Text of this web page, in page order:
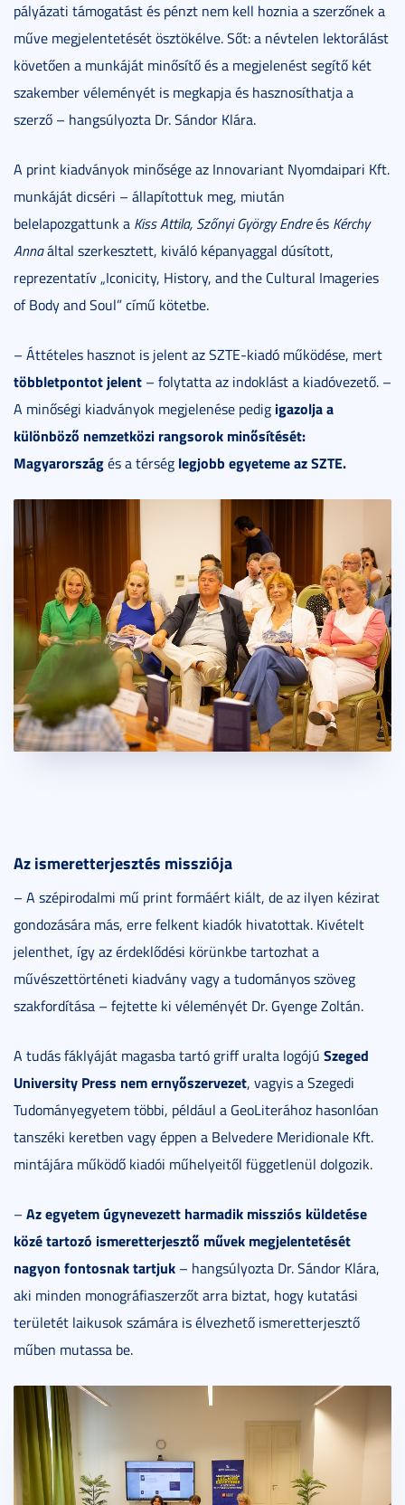
pályázati támogatást és pénzt nem kell hoznia a szerzőnek a
műve megjelentetését ösztökélve. Sőt: a névtelen lektorálást
követően a munkáját minősítő és a megjelenést segítő két
szakember véleményét is megkapja és hasznosíthatja a
szerző – hangsúlyozta Dr. Sándor Klára.
A print kiadványok minősége az Innovariant Nyomdaipari Kft.
munkáját dicséri – állapítottuk meg, miután
belelapozgattunk a Kiss Attila, Szőnyi György Endreés Kérchy
Annaáltal szerkesztett, kiváló képanyaggal dúsított,
reprezentatív „Iconicity, History, and the Cultural Imageries
of Body and Soul” című kötetbe.
– Áttételes hasznot is jelent az SZTE-kiadó működése, mert
többletpontot jelent – folytatta az indoklást a kiadóvezető. –
A minőségi kiadványok megjelenése pedig igazolja a
különböző nemzetközi rangsorok minősítését:
Magyarországés a térség legjobb egyeteme az SZTE.
Az ismeretterjesztés missziója
– A szépirodalmi mű print formáért kiált, de az ilyen kézirat
gondozására más, erre felkent kiadók hivatottak. Kivételt
jelenthet, így az érdeklődési körünkbe tartozhat a
művészettörténeti kiadvány vagy a tudományos szöveg
szakfordítása – fejtette ki véleményét Dr. Gyenge Zoltán.
A tudás fáklyáját magasba tartó griff uralta logójú Szeged
University Press nem ernyőszervezet, vagyis a Szegedi
Tudományegyetem többi, például a GeoLiterához hasonlóan
tanszéki keretben vagy éppen a Belvedere Meridionale Kft.
mintájára működő kiadói műhelyeitől függetlenül dolgozik.
– Az egyetem úgynevezett harmadik missziós küldetése
közé tartozó ismeretterjesztő művek megjelentetését
nagyon fontosnak tartjuk – hangsúlyozta Dr. Sándor Klára,
aki minden monográfiaszerzőt arra biztat, hogy kutatási
területét laikusok számára is élvezhető ismeretterjesztő
műben mutassa be.